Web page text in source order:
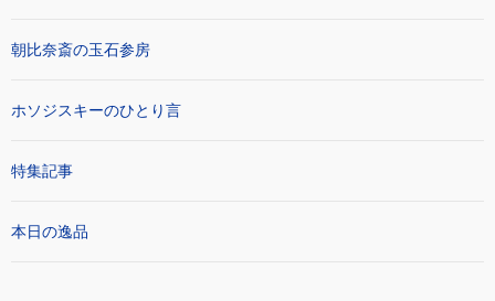
朝比奈斎の玉石参房
ホソジスキーのひとり言
特集記事
本日の逸品